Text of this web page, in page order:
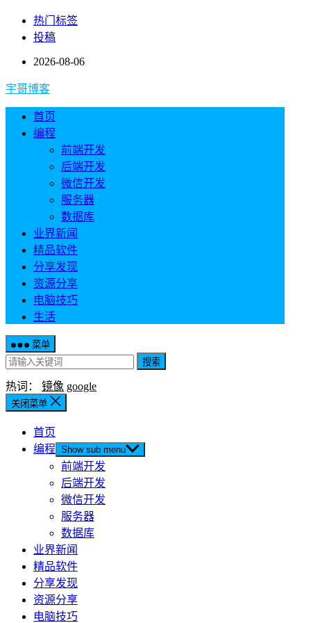
热门标签
投稿
2026-08-06
宇哥博客
首页
编程
前端开发
后端开发
微信开发
服务器
数据库
业界新闻
精品软件
分享发现
资源分享
电脑技巧
生活
菜单
搜索
热词： 镜像 google
关闭菜单
首页
编程 Show sub menu
前端开发
后端开发
微信开发
服务器
数据库
业界新闻
精品软件
分享发现
资源分享
电脑技巧